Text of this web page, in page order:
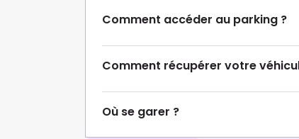
Comment accéder au parking ?
Comment récupérer votre
Où se garer ?